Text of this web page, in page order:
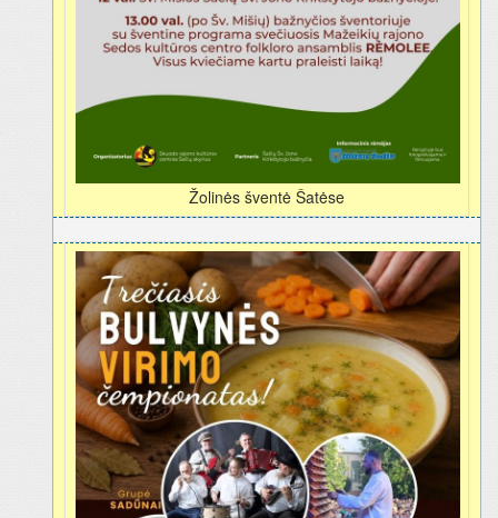
Žolinės šventė Šatėse